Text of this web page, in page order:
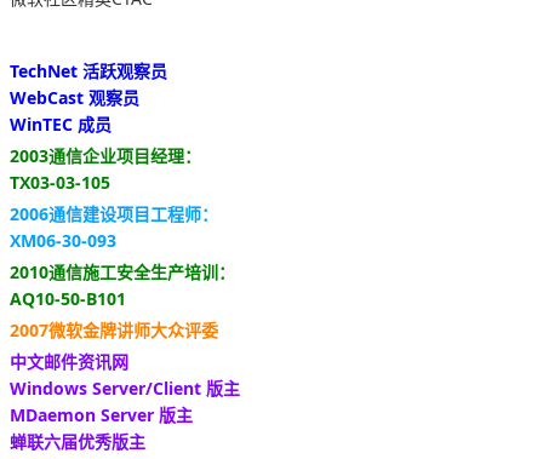
TechNet 活跃观察员
WebCast 观察员
WinTEC 成员
2003通信企业项目经理：
TX03-03-105
2006通信建设项目工程师：
XM06-30-093
2010通信施工安全生产培训：
AQ10-50-B101
2007微软金牌讲师大众评委
中文邮件资讯网
Windows Server/Client 版主
MDaemon Server 版主
蝉联六届优秀版主